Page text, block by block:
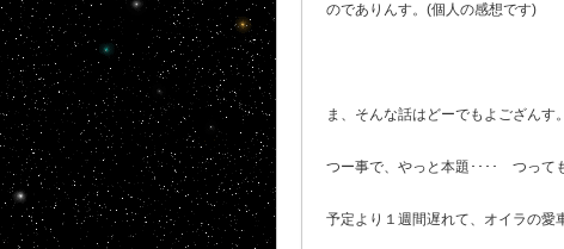
のでありんす。(個人の感想です)
ま、そんな話はどーでもよござんす。
つー事で、やっと本題････ つって
予定より１週間遅れて、オイラの愛